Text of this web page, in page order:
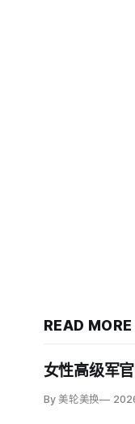
READ MORE
女性高级军
By 美轮美换